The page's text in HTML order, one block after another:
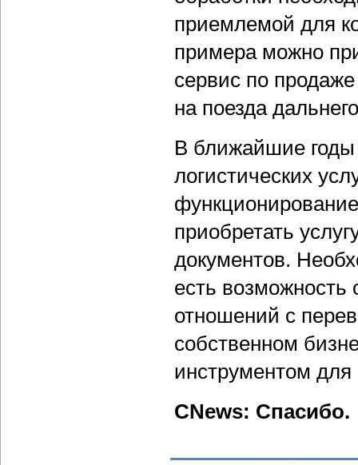
приемлемой для
примера можно
сервис по
на поезда
В ближайшие годы
логистических
приобретать
документов.
есть возможность
отношений с
собственном
инструментом
CNews: Спасибо.